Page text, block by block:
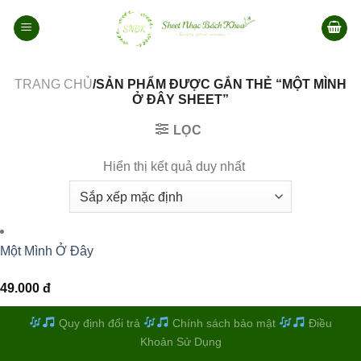
qua
TRANG CHỦ/SẢN PHẨM ĐƯỢC GẮN THẺ “MỘT MÌNH
Ở ĐÂY SHEET”
LỌC
Hiển thị kết quả duy nhất
Một Mình Ở Đây
49.000 đ
Quy định đổi trả Chính sách bảo mật
Điều
Khoản Sử Dụng